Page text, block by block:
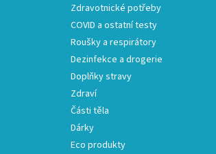
Zdravotnické potřeby
COVID a ostatní testy
Roušky a respirátory
Dezinfekce a drogerie
Doplňky stravy
Zdraví
Části těla
Dárky
Eco produkty